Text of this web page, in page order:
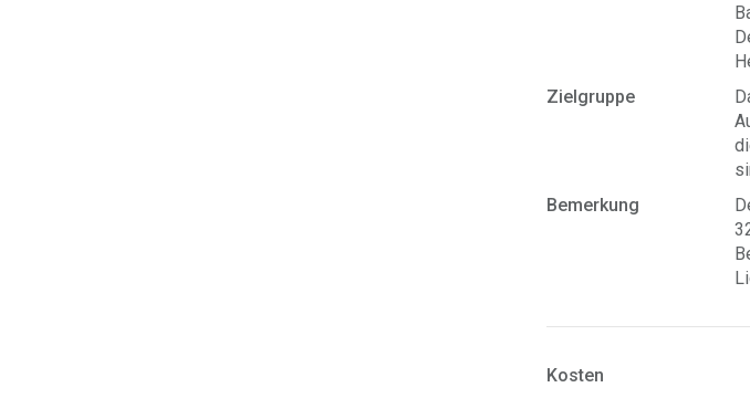
Zielgruppe
Bemerkung
Kosten